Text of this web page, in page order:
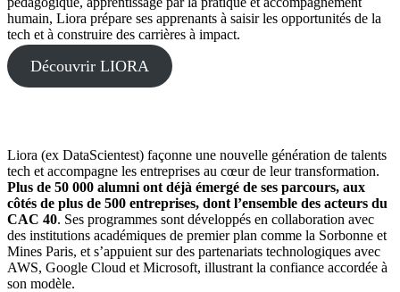
humain, Liora prépare ses apprenants à saisir les opportunités de la
tech et à construire des carrières à impact.
Découvrir LIORA
Liora (ex DataScientest) façonne une nouvelle génération de talents
tech et accompagne les entreprises au cœur de leur transformation.
Plus de 50 000 alumni ont déjà émergé de ses parcours, aux
côtés de plus de 500 entreprises, dont l’ensemble des acteurs du
CAC 40. Ses programmes sont développés en collaboration avec
des institutions académiques de premier plan comme la Sorbonne et
Mines Paris, et s’appuient sur des partenariats technologiques avec
AWS, Google Cloud et Microsoft, illustrant la confiance accordée à
son modèle.